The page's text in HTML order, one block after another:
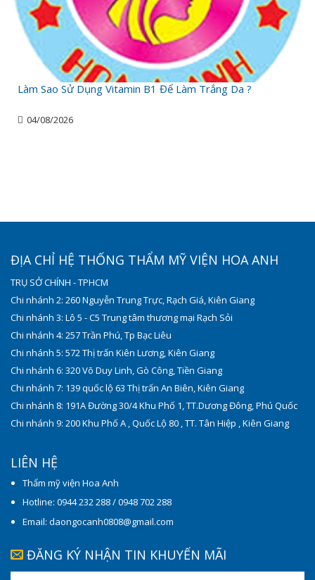
Làm Sao Sử Dụng Vitamin B1 Để Làm Trắng Da ?
04/08/2026
ĐỊA CHỈ HỆ THỐNG THẨM MỸ VIỆN HOA ANH
TRỤ SỞ CHÍNH - TPHCM
Chi nhánh 2: 260 Nguyễn Trung Trực, Rạch Giá, Kiên Giang
Chi nhánh 3: Lô 5 - C5 Trung tâm thương mại Rạch Sỏi
Chi nhánh 4: 257 Trần Phú, Tp Bạc Liêu
Chi nhánh 5: 572 Thị trấn Kiên Lương, Kiên Giang
Chi nhánh 6: 320 Võ Duy Linh, Gò Công, Tiền Giang
Chi nhánh 7: 139 quốc lộ 63 Thị trấn An Biên, Kiên Giang
Chi nhánh 8: 191A Đường 30/4 Khu Phố 1, TT.Dương Đông, Phú Quốc
Chi nhánh 9: 200 Khu Phố A , Quốc Lộ 80 , TT. Tân Hiệp , Kiên Giang
LIÊN HỆ
Thẩm mỹ viện Hoa Anh
Hotline: 0944 232 288 / 0948 702 288
Email: daongocanh0808@gmail.com
ĐĂNG KÝ NHẬN TIN KHUYẾN MÃI